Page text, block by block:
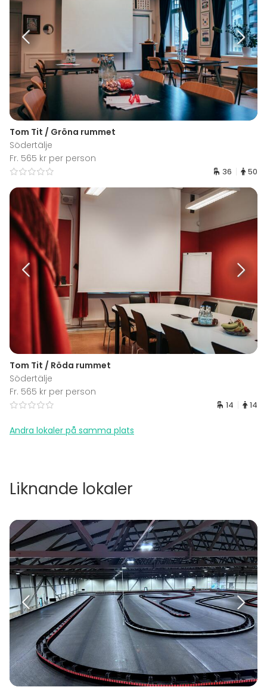
Tom Tit / Gröna rummet
Södertälje
Fr. 565 kr per person
36 50
Tom Tit / Röda rummet
Södertälje
Fr. 565 kr per person
14 14
Andra lokaler på samma plats
Liknande lokaler